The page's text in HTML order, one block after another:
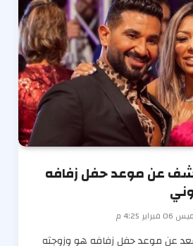
عن موعد حفل زفافه
4:25 م
عن موعد حفل زفافه هو وزوجته